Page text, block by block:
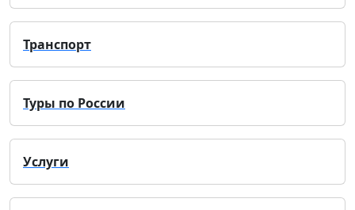
Транспорт
Туры по России
Услуги